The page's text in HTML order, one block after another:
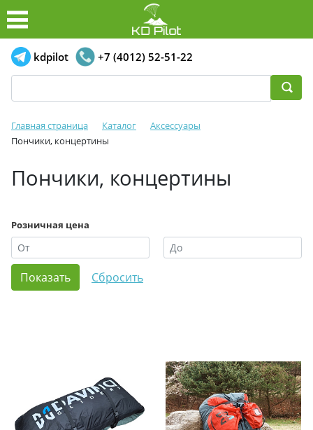
kdpilot +7 (4012) 52-51-22
Главная страница Каталог
Аксессуары
Пончики, концертины
Пончики, концертины
Розничная цена